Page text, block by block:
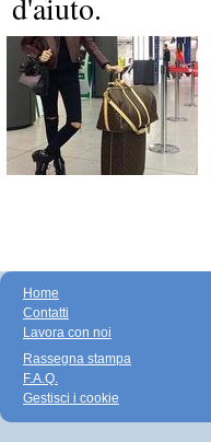
Home
Contatti
Lavora con noi
Rassegna stampa
F.A.Q.
Gestisci i cookie